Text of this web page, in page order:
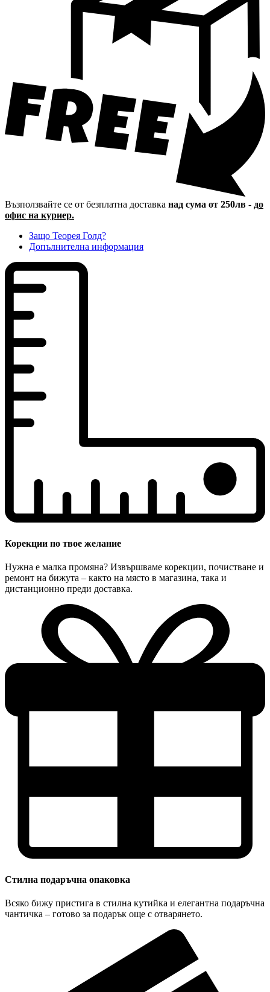
Възползвайте се от безплатна доставка над сума от 250лв - до
офис на куриер.
Защо Теорея Голд?
Допълнителна информация
Корекции по твое желание
Нужна е малка промяна? Извършваме корекции, почистване и
ремонт на бижута – както на място в магазина, така и
дистанционно преди доставка.
Стилна подаръчна опаковка
Всяко бижу пристига в стилна кутийка и елегантна подаръчна
чантичка – готово за подарък още с отварянето.